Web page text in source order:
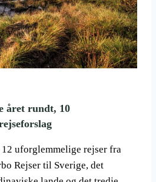
året rundt, 10
uforglemmelige rejser fra
Rejser til Sverige, det